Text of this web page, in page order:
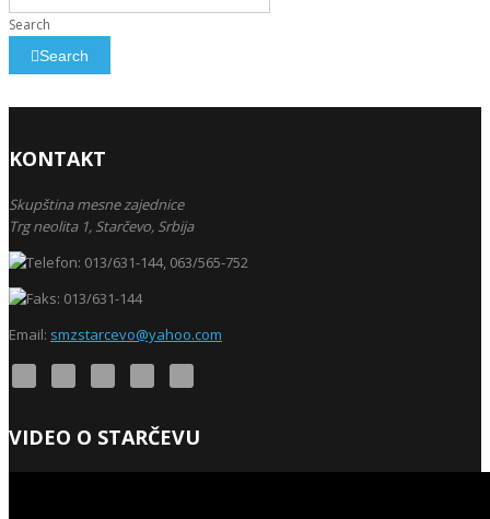
Search
Search
KONTAKT
Skupština mesne zajednice
Trg neolita 1, Starčevo, Srbija
013/631-144, 063/565-752
013/631-144
Email: smzstarcevo@yahoo.com
VIDEO O STARČEVU